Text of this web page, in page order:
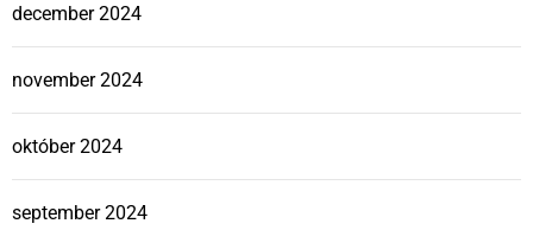
december 2024
november 2024
október 2024
september 2024